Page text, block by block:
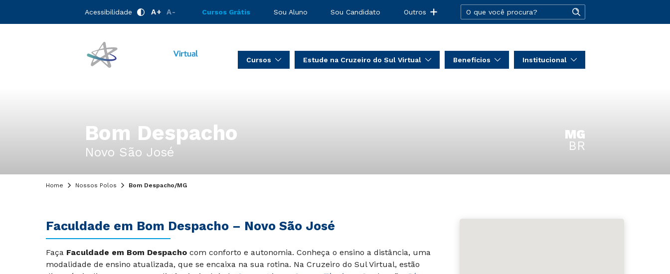
Acessibilidade A+ A- Cursos Grátis Sou Aluno Sou Candidato Outros
Cursos Estude na Cruzeiro do Sul Virtual Benefícios Institucional
Bom Despacho
Novo São José
MG
BR
Home Nossos Polos Bom Despacho/MG
Faculdade em Bom Despacho – Novo São José
Faça Faculdade em Bom Despacho com conforto e autonomia. Conheça o ensino a distância, uma
modalidade de ensino atualizada, que se encaixa na sua rotina. Na Cruzeiro do Sul Virtual, estão